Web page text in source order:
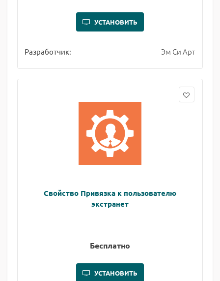
УСТАНОВИТЬ
Разработчик: Эм Си Арт
Свойство Привязка к пользователю
экстранет
Бесплатно
УСТАНОВИТЬ